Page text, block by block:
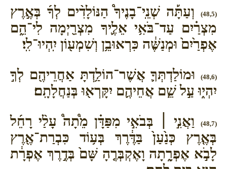
(48,5)
וְעַתָּ֡ה שְׁנֵֽי־בָנֶיךָ֩ הַנּוֹלָדִ֨ים לְךָ֜ בְּאֶ֣רֶץ
מִצְרַ֗יִם עַד־בֹּאִ֥י אֵלֶ֛יךָ מִצְרַ֖יְמָה לִי־הֵ֑ם
אֶפְרַ֙יִם֙ וּמְנַשֶּׁ֔ה כִּרְאוּבֵ֥ן וְשִׁמְע֖וֹן יִֽהְיוּ־לִֽי׃
(48,6)
וּמוֹלַדְתְּךָ֛ אֲשֶׁר־הוֹלַ֥דְתָּ אַחֲרֵיהֶ֖ם לְךָ֣
יִהְי֑וּ עַ֣ל שֵׁ֧ם אֲחֵיהֶ֛ם יִקָּרְא֖וּ בְּנַחֲלָתָֽם׃
(48,7)
וַאֲנִ֣י ׀ בְּבֹאִ֣י מִפַּדָּ֗ן מֵ֩תָה֩ עָלַ֨י רָחֵ֜ל
בְּאֶ֤רֶץ כְּנַ֙עַן֙ בַּדֶּ֔רֶךְ בְּע֥וֹד כִּבְרַת־אֶ֖רֶץ
לָבֹ֣א אֶפְרָ֑תָה וָאֶקְבְּרֶ֤הָ שָּׁם֙ בְּדֶ֣רֶךְ אֶפְרָ֔ת